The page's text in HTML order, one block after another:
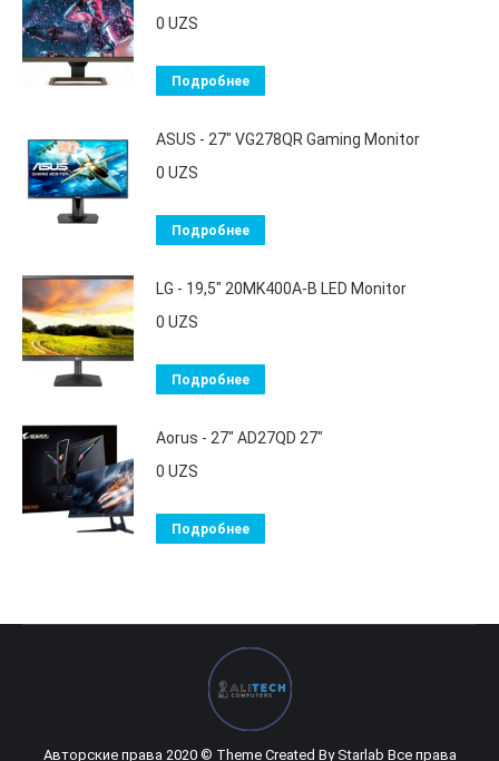
0 UZS
Подробнее
ASUS - 27" VG278QR Gaming Monitor
0 UZS
Подробнее
LG - 19,5" 20MK400A-B LED Monitor
0 UZS
Подробнее
Aorus - 27" AD27QD 27"
0 UZS
Подробнее
Авторские права 2020 © Theme Created ByStarlab Все права